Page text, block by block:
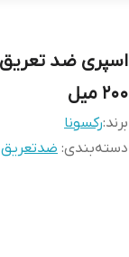
200 میل
برند:رکسونا
دسته‌بندی: ضدتعریق